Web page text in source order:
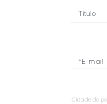
*E-mail
Cidade do